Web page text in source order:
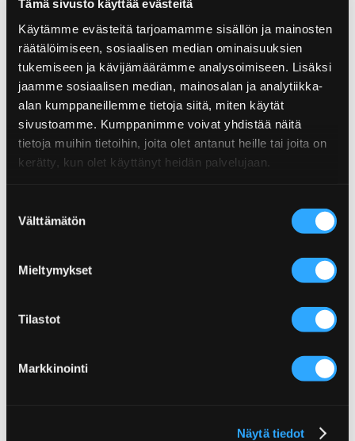
Tämä sivusto käyttää evästeitä
Käytämme evästeitä tarjoamamme sisällön ja mainosten
räätälöimiseen, sosiaalisen median ominaisuuksien
tukemiseen ja kävijämäärämme analysoimiseen. Lisäksi
jaamme sosiaalisen median, mainosalan ja analytiikka-
alan kumppaneillemme tietoja siitä, miten käytät
sivustoamme. Kumppanimme voivat yhdistää näitä
tietoja muihin tietoihin, joita olet antanut heille tai joita on
kerätty, kun olet käyttänyt heidän palvelujaan.
valinta
Välttämätön
Mieltymykset
Tilastot
Markkinointi
Näytä tiedot
POPPAMIEHEN LIHAKARKIT! POPCORNKANATACOT
LIHAPIIRAKKA!
GARLIC PARMESAN WINGS! -